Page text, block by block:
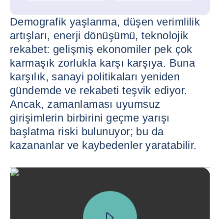
Demografik yaşlanma, düşen verimlilik
artışları, enerji dönüşümü, teknolojik
rekabet: gelişmiş ekonomiler pek çok
karmaşık zorlukla karşı karşıya. Buna
karşılık, sanayi politikaları yeniden
gündemde ve rekabeti teşvik ediyor.
Ancak, zamanlaması uyumsuz
girişimlerin birbirini geçme yarışı
başlatma riski bulunuyor; bu da
kazananlar ve kaybedenler yaratabilir.